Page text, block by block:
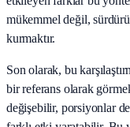
mükemmel değil,
kurmaktır.
Son olarak, bu
bir referans olarak
değişebilir, porsiyonlar